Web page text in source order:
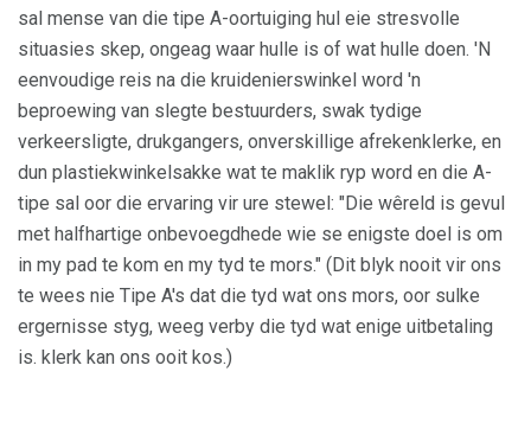
sal mense van die tipe A-oortuiging hul eie stresvolle
situasies skep, ongeag waar hulle is of wat hulle doen. 'N
eenvoudige reis na die kruidenierswinkel word 'n
beproewing van slegte bestuurders, swak tydige
verkeersligte, drukgangers, onverskillige afrekenklerke, en
dun plastiekwinkelsakke wat te maklik ryp word en die A-
tipe sal oor die ervaring vir ure stewel: "Die wêreld is gevul
met halfhartige onbevoegdhede wie se enigste doel is om
in my pad te kom en my tyd te mors." (Dit blyk nooit vir ons
te wees nie Tipe A's dat die tyd wat ons mors, oor sulke
ergernisse styg, weeg verby die tyd wat enige uitbetaling
is. klerk kan ons ooit kos.)